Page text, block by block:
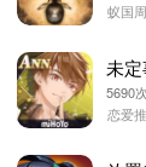
蚁国
未
5690
恋爱